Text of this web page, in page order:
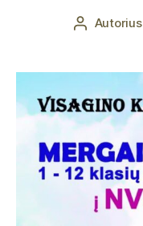
ĮrašoAutorius